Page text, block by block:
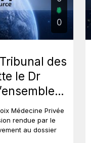
0
des
le Dr
terme à
Médecine Privée
rendue par le
au dossier